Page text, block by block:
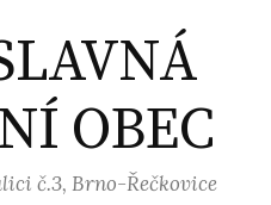
OBEC
č.3, Brno-Řečkovice